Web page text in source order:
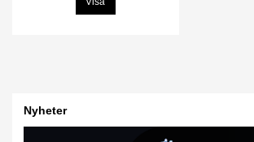
Nyheter